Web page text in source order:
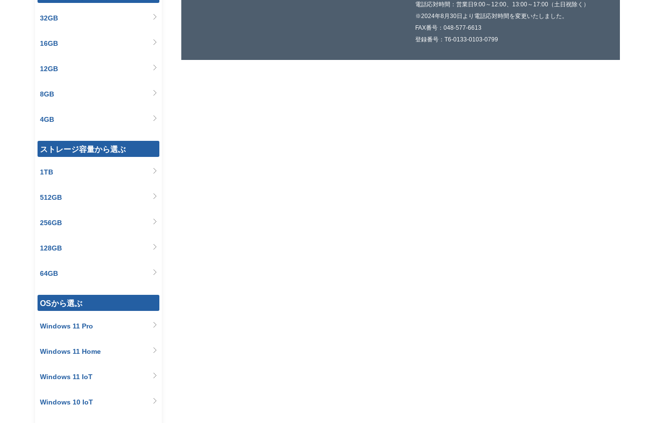
電話応対時間：営業日9:00～12:00、13:00～17:00（土日祝除く）
※2024年8月30日より電話応対時間を変更いたしました。
FAX番号：048-577-6613
登録番号：T6-0133-0103-0799
32GB
16GB
12GB
8GB
4GB
ストレージ容量から選ぶ
1TB
512GB
256GB
128GB
64GB
OSから選ぶ
Windows 11 Pro
Windows 11 Home
Windows 11 IoT
Windows 10 IoT